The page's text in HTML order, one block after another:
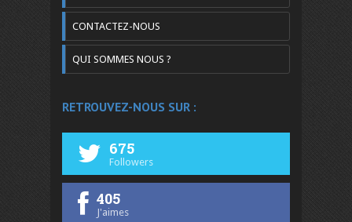
CONTACTEZ-NOUS
QUI SOMMES NOUS ?
RETROUVEZ-NOUS SUR :
675
Followers
405
J'aimes